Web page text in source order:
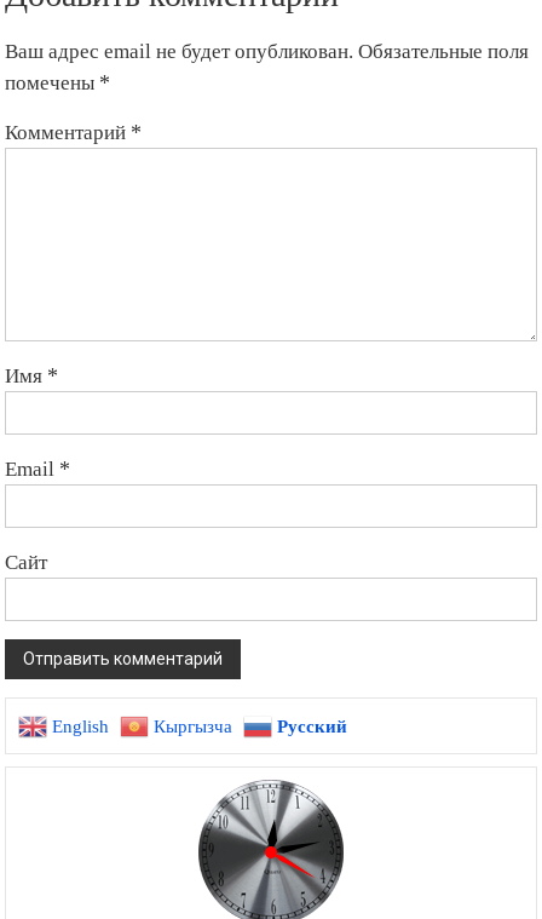
Ваш адрес email не будет опубликован. Обязательные поля
помечены *
Комментарий *
Имя *
Email *
Сайт
English Кыргызча Русский